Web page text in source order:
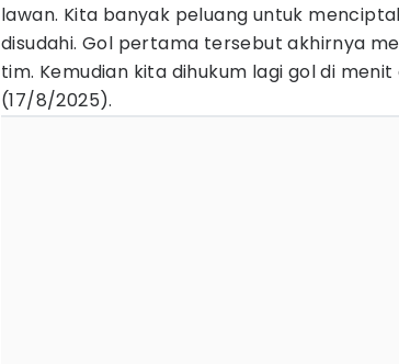
lawan. Kita banyak peluang untuk
disudahi. Gol pertama tersebut akhirnya
tim. Kemudian kita dihukum lagi gol di menit
(17/8/2025).